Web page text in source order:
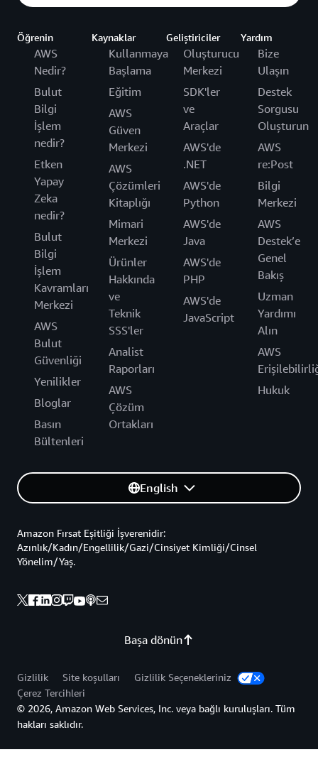
Öğrenin
AWS
Nedir?
Bulut
Bilgi
İşlem
nedir?
Etken
Yapay
Zeka
nedir?
Bulut
Bilgi
İşlem
Kavramları
Merkezi
AWS
Bulut
Güvenliği
Yenilikler
Bloglar
Basın
Bültenleri
Kaynaklar
Kullanmaya
Başlama
Eğitim
AWS
Güven
Merkezi
AWS
Çözümleri
Kitaplığı
Mimari
Merkezi
Ürünler
Hakkında
ve
Teknik
SSS'ler
Analist
Raporları
AWS
Çözüm
Ortakları
Geliştiriciler
Oluşturucu
Merkezi
SDK'ler
ve
Araçlar
AWS'de
.NET
AWS'de
Python
AWS'de
Java
AWS'de
PHP
AWS'de
JavaScript
Yardım
Bize
Ulaşın
Destek
Sorgusu
Oluşturun
AWS
re:Post
Bilgi
Merkezi
AWS
Destek’e
Genel
Bakış
Uzman
Yardımı
Alın
AWS
Hukuk
English
Başa dönün
Amazon Fırsat Eşitliği İşverenidir:
Azınlık/Kadın/Engellilik/Gazi/Cinsiyet Kimliği/Cinsel
Yönelim/Yaş.
Gizlilik Site koşulları
Gizlilik Seçenekleriniz
Çerez Tercihleri
© 2026, Amazon Web Services, Inc. veya bağlı kuruluşları. Tüm
hakları saklıdır.